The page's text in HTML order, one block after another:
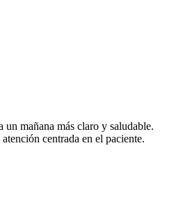
mañana más claro y saludable.
centrada en el paciente.